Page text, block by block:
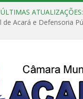
ÚLTIMAS ATUALIZAÇÕES: